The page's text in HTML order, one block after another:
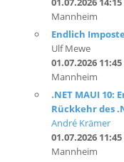
Endlich
Ulf Mewe
01.07.2026 11:45
Mannheim
.NET MAUI 10:
Rückkehr des
André Krämer
01.07.2026
Mannheim
David Tielke